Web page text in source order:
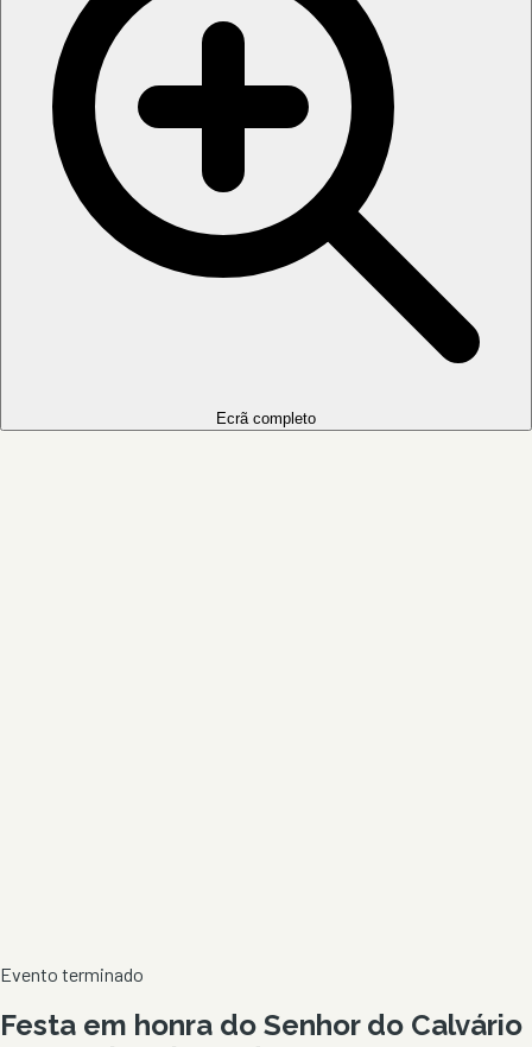
Ecrã completo
Evento terminado
Festa em honra do Senhor do Calvário